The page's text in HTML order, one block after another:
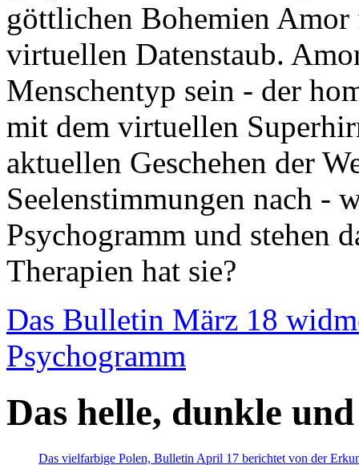
göttlichen Bohemien
virtuellen Datenstaub.
Menschentyp sein - der
mit dem virtuellen
aktuellen Geschehen der
Seelenstimmungen nach -
Psychogramm und stehen
Therapien hat sie?
Das Bulletin März 18
Psychogramm
Das helle, dunkle
Das vielfarbige Polen, Bulletin April 17 berichtet von der